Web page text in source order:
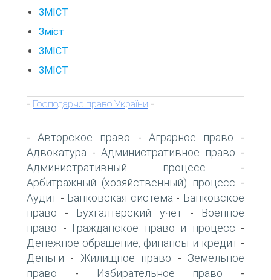
ЗМІСТ
Зміст
ЗМІСТ
ЗМІСТ
- Господарче право України -
-Авторское право - Аграрное право -
Адвокатура - Административное право -
Административный процесс -
Арбитражный (хозяйственный) процесс -
Аудит - Банковская система - Банковское
право - Бухгалтерский учет-
Военное
право - Гражданское право и процесс -
Денежное обращение, финансы и кредит-
Деньги - Жилищное право - Земельное
право - Избирательное право -